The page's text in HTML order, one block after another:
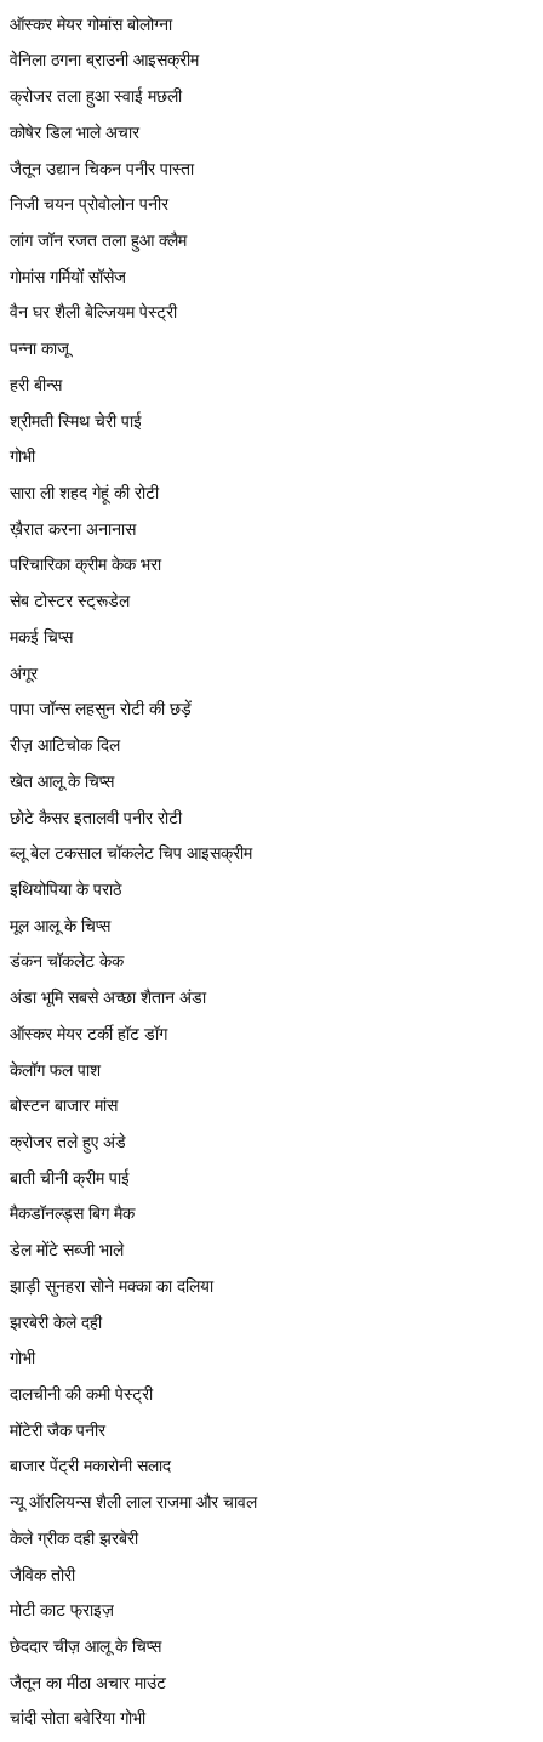
ऑस्कर मेयर गोमांस बोलोग्ना
वेनिला ठगना ब्राउनी आइसक्रीम
क्रोजर तला हुआ स्वाई मछली
कोषेर डिल भाले अचार
जैतून उद्यान चिकन पनीर पास्ता
निजी चयन प्रोवोलोन पनीर
लांग जॉन रजत तला हुआ क्लैम
गोमांस गर्मियों सॉसेज
वैन घर शैली बेल्जियम पेस्ट्री
पन्ना काजू
हरी बीन्स
श्रीमती स्मिथ चेरी पाई
गोभी
सारा ली शहद गेहूं की रोटी
ख़ैरात करना अनानास
परिचारिका क्रीम केक भरा
सेब टोस्टर स्ट्रूडेल
मकई चिप्स
अंगूर
पापा जॉन्स लहसुन रोटी की छड़ें
रीज़ आटिचोक दिल
खेत आलू के चिप्स
छोटे कैसर इतालवी पनीर रोटी
ब्लू बेल टकसाल चॉकलेट चिप आइसक्रीम
इथियोपिया के पराठे
मूल आलू के चिप्स
डंकन चॉकलेट केक
अंडा भूमि सबसे अच्छा शैतान अंडा
ऑस्कर मेयर टर्की हॉट डॉग
केलॉग फल पाश
बोस्टन बाजार मांस
क्रोजर तले हुए अंडे
बाती चीनी क्रीम पाई
मैकडॉनल्ड्स बिग मैक
डेल मोंटे सब्जी भाले
झाड़ी सुनहरा सोने मक्का का दलिया
झरबेरी केले दही
गोभी
दालचीनी की कमी पेस्ट्री
मोंटेरी जैक पनीर
बाजार पेंट्री मकारोनी सलाद
न्यू ऑरलियन्स शैली लाल राजमा और चावल
केले ग्रीक दही झरबेरी
जैविक तोरी
मोटी काट फ्राइज़
छेददार चीज़ आलू के चिप्स
जैतून का मीठा अचार माउंट
चांदी सोता बवेरिया गोभी